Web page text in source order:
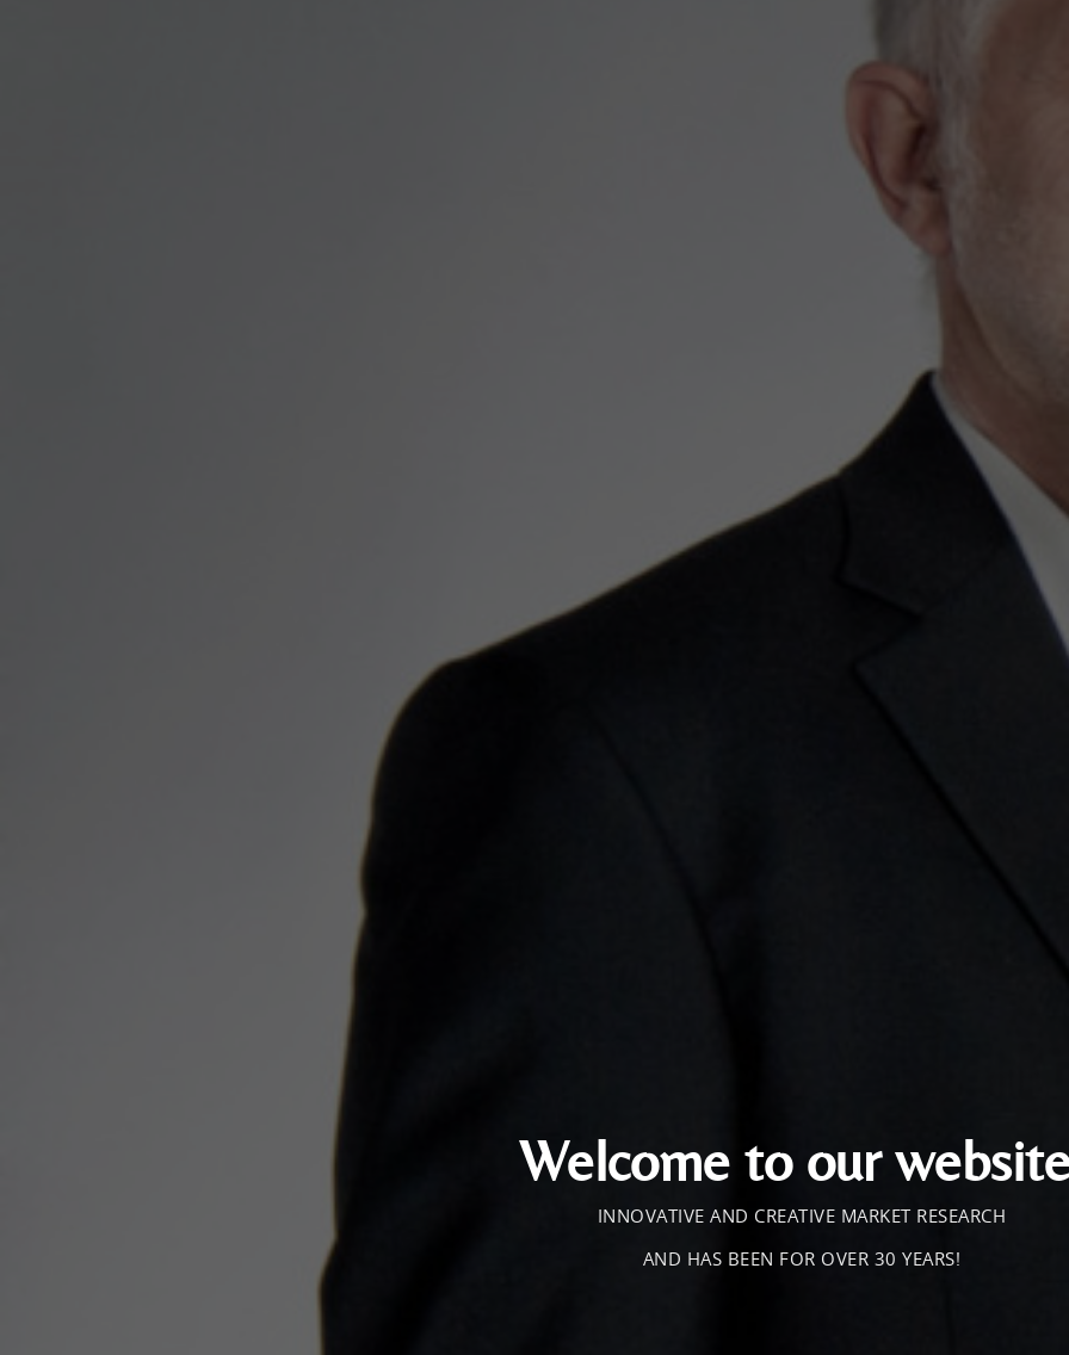
Welcome to our
INNOVATIVE AND CREATIVE MARKET RESEARCH
AND HAS BEEN FOR OVER 30 YEARS!